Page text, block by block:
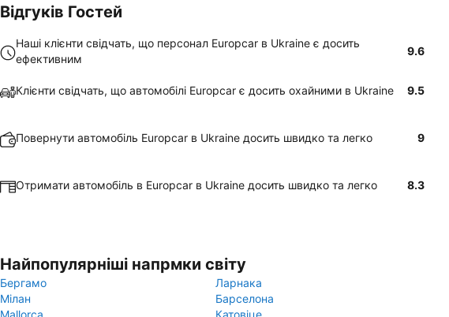
Відгуків Гостей
Наші клієнти свідчать, що персонал Europcar в Ukraine є досить
ефективним
9.6
Клієнти свідчать, що автомобілі Europcar є досить охайними в Ukraine 9.5
Повернути автомобіль Europcar в Ukraine досить швидко та легко 9
Отримати автомобіль в Europcar в Ukraine досить швидко та легко 8.3
Найпопулярніші напрмки світу
Бергамо
Ларнака
Мілан
Барселона
Mallorca
Катовіце